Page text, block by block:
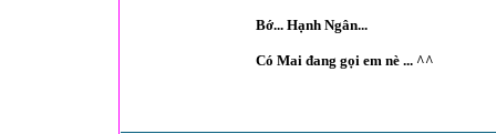
Bớ... Hạnh Ngân...
Có Mai đang gọi em nè ... ^^